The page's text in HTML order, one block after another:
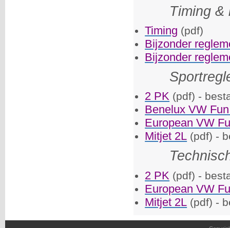
Timing &
Timing (pdf)
Bijzonder
Bijzonder
2 PK (pdf) -
Benelux VW
European VW
Mitjet 2L (pdf) -
2 PK (pdf) -
European VW
Mitjet 2L (pdf) -